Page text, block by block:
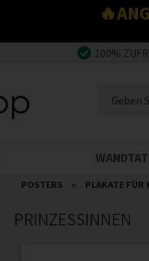
100%
POSTERS » PLAKATE FÜR
PRINZESSINNEN